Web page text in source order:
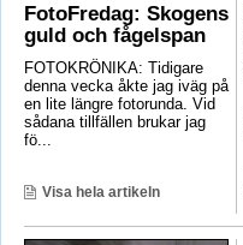
FotoFredag: Skogens
guld och fågelspan
FOTOKRÖNIKA: Tidigare
denna vecka åkte jag iväg på
en lite längre fotorunda. Vid
sådana tillfällen brukar jag
fö...
Visa hela artikeln